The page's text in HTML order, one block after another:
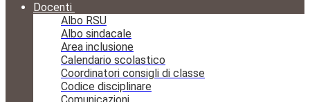
Docenti
Albo RSU
Albo sindacale
Area inclusione
Calendario scolastico
Coordinatori consigli di classe
Codice disciplinare